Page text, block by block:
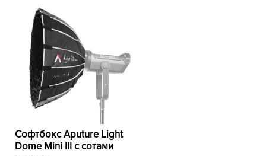
Софтбокс Aputure Light
Dome Mini III с сотами